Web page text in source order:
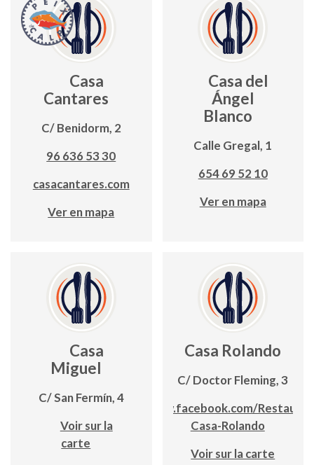
Casa
Cantares
C/ Benidorm, 2
96 636 53 30
casacantares.com
Ver en mapa
Casa del
Ángel
Blanco
Calle Gregal, 1
654 69 52 10
Ver en mapa
Casa
Miguel
C/ San Fermín, 4
Voir sur la
carte
Casa Rolando
C/ Doctor Fleming, 3
www.facebook.com/
Casa-Rolando
Voir sur la carte